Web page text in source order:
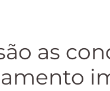
as